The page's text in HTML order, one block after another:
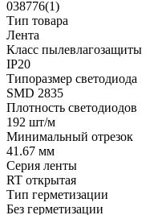
038776(1)
Тип товара
Лента
Класс пылевлагозащиты
IP20
Типоразмер светодиода
SMD 2835
Плотность светодиодов
192 шт/м
Минимальный отрезок
41.67 мм
Серия ленты
RT открытая
Тип герметизации
Без герметизации